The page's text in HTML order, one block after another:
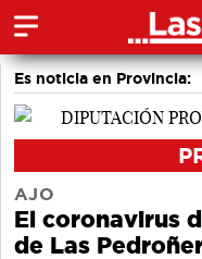
Es noticia en Provincia:
Medio Ambiente
AJO
El coronavirus
de Las